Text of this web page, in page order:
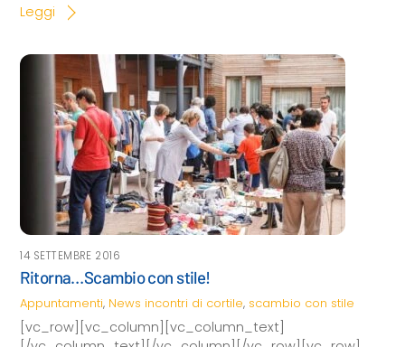
Leggi
14 SETTEMBRE 2016
Ritorna…Scambio con stile!
Appuntamenti, News incontri di cortile, scambio con stile
[vc_row][vc_column][vc_column_text]